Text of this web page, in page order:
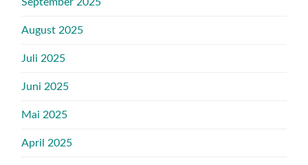
August 2025
Juli 2025
Juni 2025
Mai 2025
April 2025